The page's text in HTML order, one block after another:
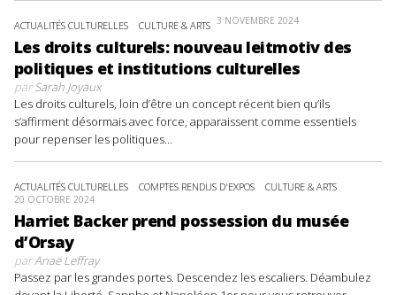
ACTUALITÉS CULTURELLES CULTURE & ARTS 3 NOVEMBRE 2024
Les droits culturels: nouveau leitmotiv des
politiques et institutions culturelles
parSarah Joyaux
Les droits culturels, loin d’être un concept récent bien qu’ils
s’affirment désormais avec force, apparaissent comme essentiels
pour repenser les politiques...
ACTUALITÉS CULTURELLES COMPTES RENDUS D'EXPOS CULTURE & ARTS
20 OCTOBRE 2024
Harriet Backer prend possession du musée
d’Orsay
parAnaë Leffray
Passez par les grandes portes. Descendez les escaliers. Déambulez